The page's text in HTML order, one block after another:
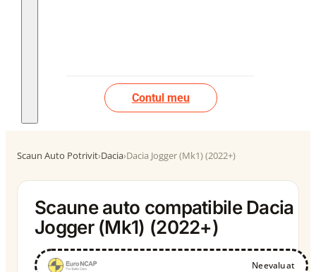
Contul meu
Scaun Auto Potrivit›Dacia›Dacia Jogger (Mk1) (2022+)
Scaune auto compatibile Dacia
Jogger (Mk1) (2022+)
Neevaluat